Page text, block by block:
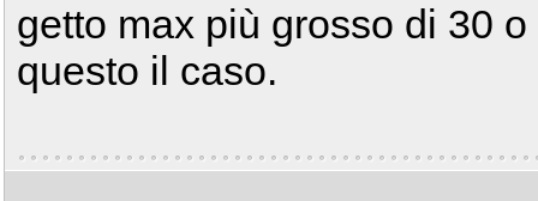
getto max più grosso di 30
questo il caso.